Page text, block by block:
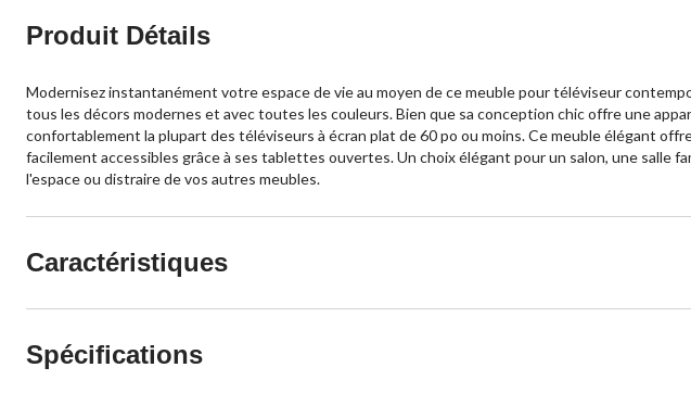
Produit Détails
Modernisez instantanément votre espace de vie au moyen de ce meuble pour téléviseur
tous les décors modernes et avec toutes les couleurs. Bien que sa conception chic offre une
confortablement la plupart des téléviseurs à écran plat de 60 po ou moins. Ce meuble élégant
facilement accessibles grâce à ses tablettes ouvertes. Un choix élégant pour un salon, une salle
l'espace ou distraire de vos autres meubles.
Caractéristiques
Spécifications